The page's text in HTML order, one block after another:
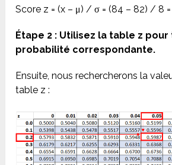
Score z = (x – μ) / σ = (84 – 82) / 8
Étape 2 : Utilisez la table z
probabilité correspondante.
Ensuite, nous rechercherons la
table z :